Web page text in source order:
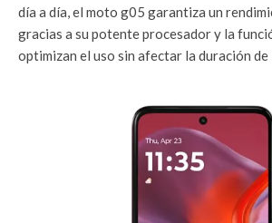
día a día, el moto g05 garantiza un
gracias a su potente procesador y la
optimizan el uso sin afectar la duración